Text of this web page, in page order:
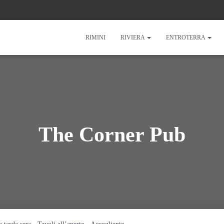
RIMINI RIVIERA ENTROTERRA
The Corner Pub